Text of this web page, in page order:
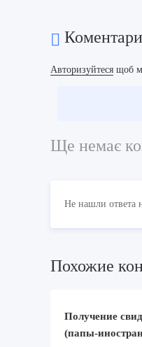
Авторизуйтеся щоб
Ще немає
Не нашли ответа
Похожие
Получение
(папы-